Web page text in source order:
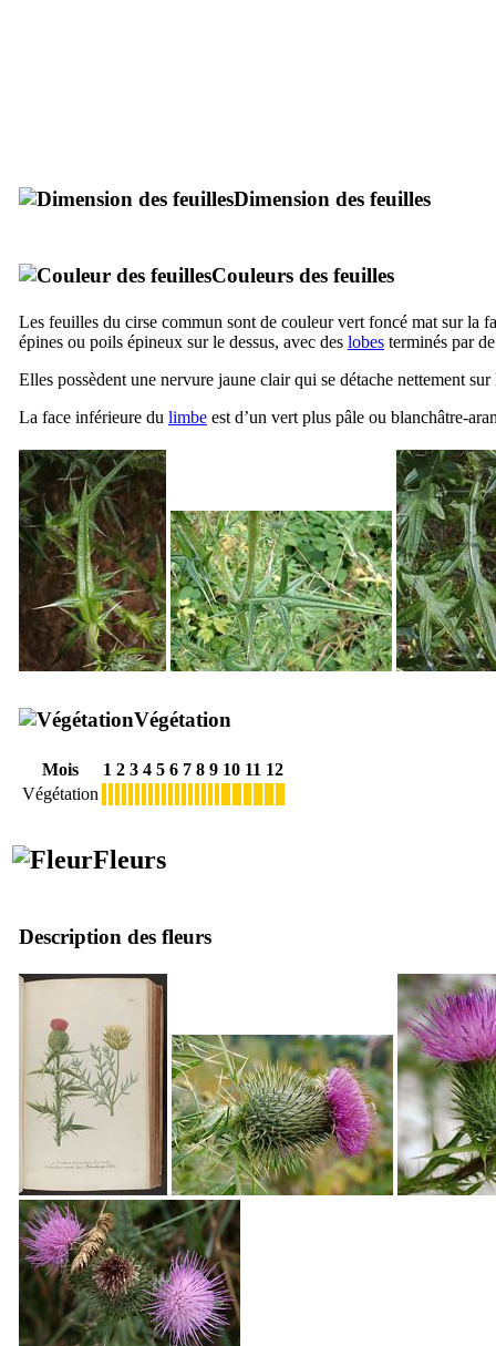
Dimension des feuilles
Couleurs des feuilles
Les feuilles du cirse commun sont de couleur vert foncé mat sur la
épines ou poils épineux sur le dessus, avec des lobes terminés par
Elles possèdent une nervure jaune clair qui se détache nettement
La face inférieure du limbe est d’un vert plus pâle ou blanchâtre-
Végétation
Mois 1 2 3 4 5 6 7 8 9 10 11 12
Végétation
Fleurs
Description des fleurs